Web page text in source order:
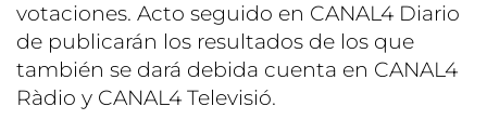
votaciones. Acto seguido en CANAL4 Diario
de publicarán los resultados de los que
también se dará debida cuenta en CANAL4
Ràdio y CANAL4 Televisió.